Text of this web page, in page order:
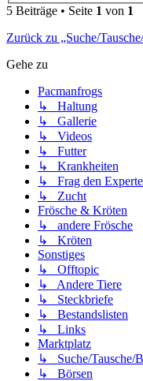
5 Beiträge • Seite 1 von 1
Zurück zu „Suche/
Gehe zu
Pacmanfrogs
↳ Haltung
↳ Gallerie
↳ Videos
↳ Futter
↳ Krankheiten
↳ Frag den
↳ Zucht
Frösche & Kröten
↳ andere Frösche
↳ Kröten
Sonstiges
↳ Offtopic
↳ Andere Tiere
↳ Steckbriefe
↳ Bestandslisten
↳ Links
Marktplatz
↳ Suche/Tausche/
↳ Börsen